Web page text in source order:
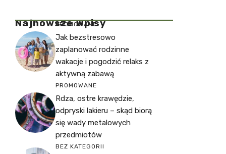
Najnowsze Wpisy
PROMOWANE
Jak bezstresowo
zaplanować rodzinne
wakacje i pogodzić relaks z
aktywną zabawą
PROMOWANE
Rdza, ostre krawędzie,
odpryski lakieru – skąd biorą
się wady metalowych
przedmiotów
BEZ KATEGORII